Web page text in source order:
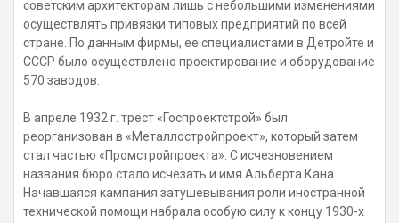
советским архитекторам лишь с небольшими изменениями
осуществлять привязки типовых предприятий по всей
стране. По данным фирмы, ее специалистами в Детройте и
СССР было осуществлено проектирование и оборудование
570 заводов.
В апреле 1932 г. трест «Госпроектстрой» был
реорганизован в «Металлостройпроект», который затем
стал частью «Промстройпроекта». С исчезновением
названия бюро стало исчезать и имя Альберта Кана.
Начавшаяся кампания затушевывания роли иностранной
технической помощи набрала особую силу к концу 1930-х